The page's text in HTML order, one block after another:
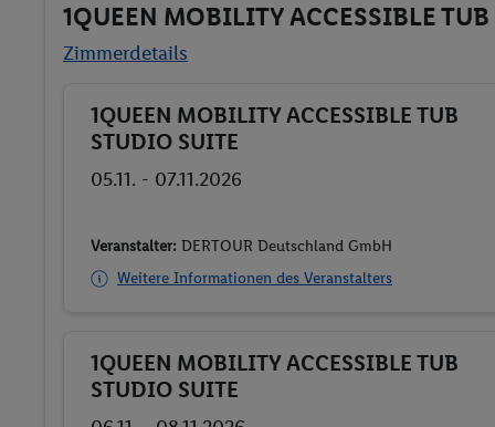
1QUEEN MOBILITY ACCESSIBLE
Zimmerdetails
Buchen
1QUEEN MOBILITY ACCESSIBLE TUB
STUDIO SUITE
05.11. - 07.11.2026
Veranstalter: DERTOUR Deutschland GmbH
Weitere Informationen des Veranstalters
Buchen
1QUEEN MOBILITY ACCESSIBLE TUB
STUDIO SUITE